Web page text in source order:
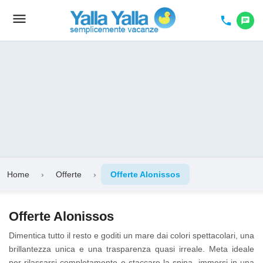
Toggle
menu phone chat
Home › Offerte › Offerte Alonissos
Offerte Alonissos
Dimentica tutto il resto e goditi un mare dai colori spettacolari, una
brillantezza unica e una trasparenza quasi irreale. Meta ideale